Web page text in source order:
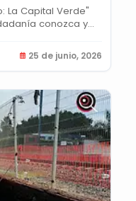
La Capital Verde"
conozca y...
25 de junio, 2026